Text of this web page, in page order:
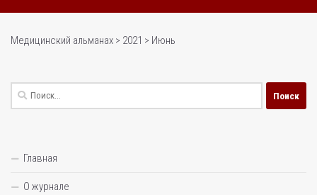
Медицинский альманах > 2021 > Июнь
Найти:
Главная
О журнале